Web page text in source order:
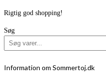
Rigtig god shopping!
Søg
Information om Sommertoj.dk